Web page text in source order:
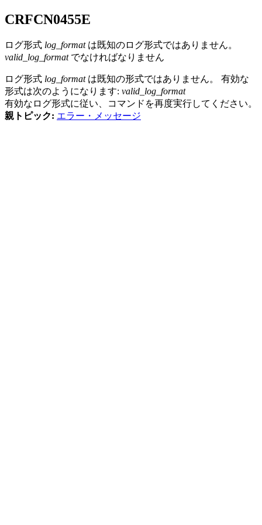
CRFCN0455E
ログ形式 log_formatは既知のログ形式ではありません。
valid_log_formatでなければなりません
ログ形式 log_formatは既知の形式ではありません。 有効な
形式は次のようになります: valid_log_format
有効なログ形式に従い、コマンドを再度実行してください。
親トピック: エラー・メッセージ